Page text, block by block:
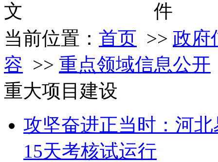
文
当前位置： 首页 >> 政府
容 >> 重点领域信息公开
重大项目建设
攻坚奋进正当时：河
15天考核试运行